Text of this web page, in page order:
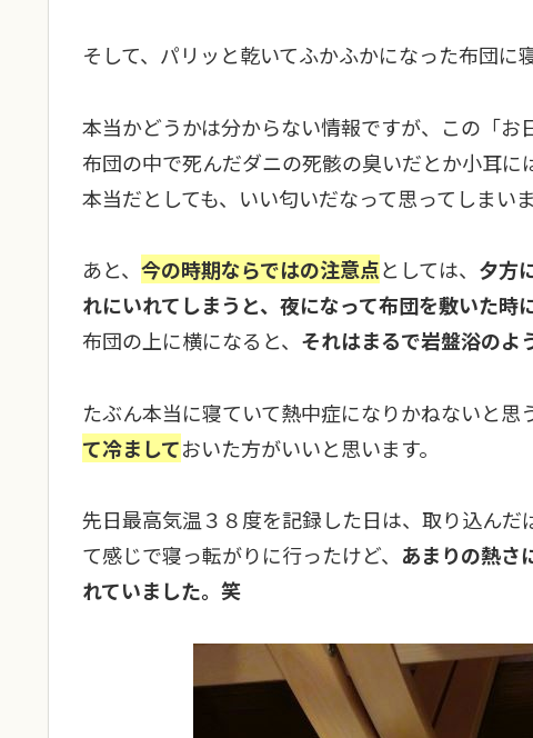
そして、パリッと乾いてふかふかになった布団に寝
本当かどうかは分からない情報ですが、この「
布団の中で死んだダニの死骸の臭いだとか小耳
本当だとしても、いい匂いだなって思ってしまい
あと、 今の時期ならではの注意点としては、 夕方
れにいれてしまうと、夜になって布団を敷いた時
布団の上に横になると、 それはまるで岩盤浴の
たぶん本当に寝ていて熱中症になりかねないと思
て冷ましておいた方がいいと思います。
先日最高気温３８度を記録した日は、取り込ん
て感じで寝っ転がりに行ったけど、 あまりの熱さ
れていました。笑